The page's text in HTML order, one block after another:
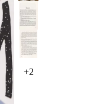
+2